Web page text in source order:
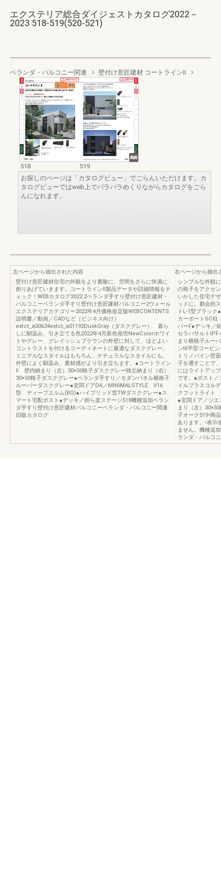
エクステリア総合ダイジェストカタログ2022－
2023 518-519(520-521)
ベランダ・バルコニー関連 壁付け意匠建材 コートラインII
518
519
お探しのページは「カタログビュー」でごらんいただけます。カ
タログビューではweb上でパラパラめくりながらカタログをごら
んになれます。
左ページから抽出された内容
壁付け意匠建材住宅の外観をより素敵に、空間をさらに快適に
創りあげていきます。コートラインⅡ製品データや詳細情報をチ
ェック！WEBカタログ2022.2ベランダ手すり壁付け意匠建材・
バルコニーベランダ手すり壁付け意匠建材バルコニー2ウォール
エクステリアカテゴリー2022年4月価格改定版WEBCONTENTS
説明書／動画／CADなど［ビジネス向け］
extct_a00634extct_a01192DuskGray（ダスクグレー） 暮ら
しに馴染み、引き立てる色2022年4月新色発売NewColorホワイ
トやグレー、グレイッシュブラウンの外壁に対して、ほどよい
コントラストを付けるコーディネートに最適なダスクグレー。
ミニマルなスタイルはもちろん、ナチュラルなスタイルにも。
外壁によく馴染み、素材感がより引き立ちます。●コートライン
Ⅱ 壁内納まり（左）30×50格子ダスクグレー独立納まり（右）
30×50格子ダスクグレー●ベランダ手すり／モダンパネル横格子
ルーバーダスクグレー●玄関ドアDA／MINIMALSTYLE V16
型 ディープエルム(BG)●ハイブリッド窓TWダスクグレー●ス
マート宅配ポスト●デッキ／樹ら楽ステージ518機種追加ベラン
ダ手すり壁付け意匠建材バルコニーベランダ・バルコニー関連
旧版カタログ
右ページから抽出
シンプルな外観
の格子をアクセ
いかした住宅デ
ッドに。都会的
トL-1型ブラッ
カーポート
バーF●デッキ／
セラバサルト
まり横格子ルー
ンIII平型コーピ
トリノパイン壁
子を通すことで
にはライトアッ
です。●ポスト／
イルプラスコル
クフットライ
●玄関ドア／ジ
まり（左）
子オーク519•商
あります。•表示
ません。機種追
ランダ・バルコ